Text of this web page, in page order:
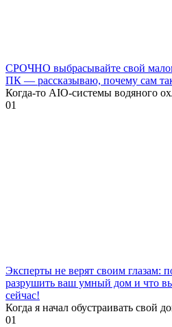
СРОЧНО выбрасывайте свой
ПК — рассказываю, почему сам
Когда-то AIO-системы водяного
01
Эксперты не верят своим глазам:
разрушить ваш умный дом и что
сейчас!
Когда я начал обустраивать свой
01